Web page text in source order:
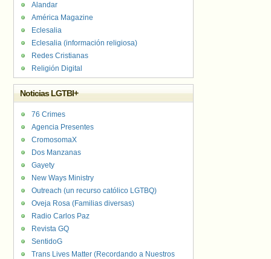
Alandar
América Magazine
Eclesalia
Eclesalia (información religiosa)
Redes Cristianas
Religión Digital
Noticias LGTBI+
76 Crimes
Agencia Presentes
CromosomaX
Dos Manzanas
Gayety
New Ways Ministry
Outreach (un recurso católico LGTBQ)
Oveja Rosa (Familias diversas)
Radio Carlos Paz
Revista GQ
SentidoG
Trans Lives Matter (Recordando a Nuestros